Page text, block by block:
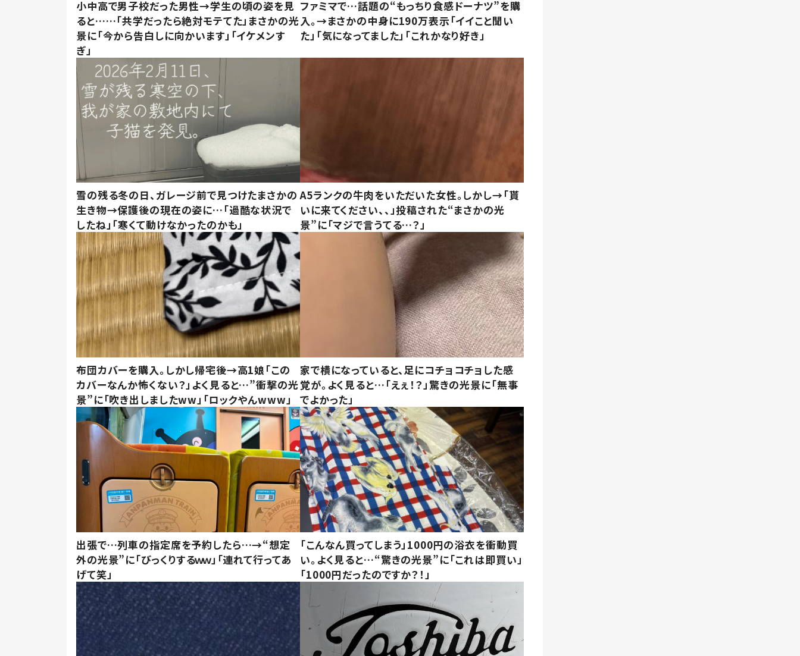
小中高で男子校だった男性→学生の頃の姿を見
ると……「共学だったら絶対モテてた」まさかの光
景に「今から告白しに向かいます」「イケメンす
ぎ」
ファミマで…話題の“もっちり食感ドーナツ”を購
入。→まさかの中身に190万表示「イイこと聞い
た」「気になってました」「これかなり好き」
雪の残る冬の日、ガレージ前で見つけたまさかの
生き物→保護後の現在の姿に…「過酷な状況で
したね」「寒くて動けなかったのかも」
A5ランクの牛肉をいただいた女性。しかし→「貰
いに来てください、、」投稿された“まさかの光
景”に「マジで言うてる…？」
布団カバーを購入。しかし帰宅後→高1娘「この
カバーなんか怖くない？」よく見ると…”衝撃の光
景”に「吹き出しましたww」「ロックやんwww」
家で横になっていると、足にコチョコチョした感
覚が。よく見ると…「えぇ！？」驚きの光景に「無事
でよかった」
出張で…列車の指定席を予約したら…→“想定
外の光景”に「びっくりするｗｗ」「連れて行ってあ
げて笑」
「こんなん買ってしまう」1000円の浴衣を衝動買
い。よく見ると…“驚きの光景”に「これは即買い」
「1000円だったのですか？！」